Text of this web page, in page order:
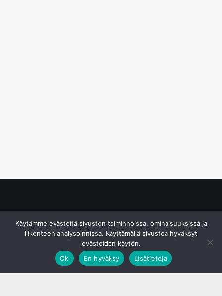
Käytämme evästeitä sivuston toiminnoissa, ominaisuuksissa ja
liikenteen analysoinnissa. Käyttämällä sivustoa hyväksyt
evästeiden käytön.
Ok
En hyväksy Lisätietoja